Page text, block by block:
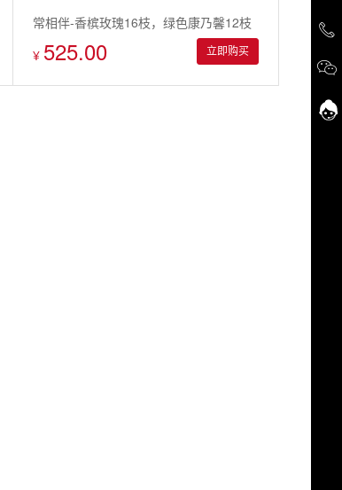
常相伴-香槟玫瑰16枝，绿色康乃馨12枝
¥ 525.00 立即购买